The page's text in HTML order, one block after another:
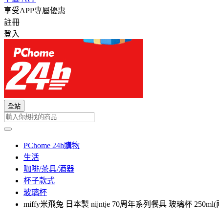
享受APP專屬優惠
註冊
登入
全站
PChome 24h購物
生活
咖啡/茶具/酒器
杯子款式
玻璃杯
miffy米飛兔 日本製 nijntje 70周年系列餐具 玻璃杯 250ml(